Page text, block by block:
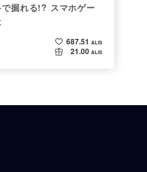
掘れる!? スマホゲー
687.51 ALIS
21.00 ALIS